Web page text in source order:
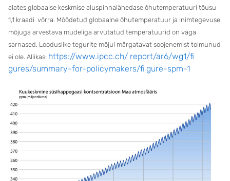
alates globaalse keskmise aluspinnalähedase õhutemperatuuri tõusu
1,1 kraadi võrra. Mõõdetud globaalne õhutemperatuur ja inimtegevuse
mõjuga arvestava mudeliga arvutatud temperatuurid on väga
sarnased. Looduslike tegurite mõjul märgatavat soojenemist toimunud
ei ole. Allikas: https://www.ipcc.ch/ report/ar6/wg1/fi
gures/summary-for-policymakers/fi gure-spm-1